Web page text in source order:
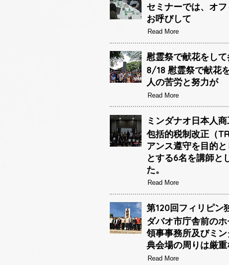
セミナーでは、オ
お呼びして
Read More
慰霊祭で献花をし
8/18 慰霊祭で献花
人の苦労と努力が
Read More
ミンダナオ日本人
包括的税制改正（
アンス遵守を目的
とする6名を講師と
た。
Read More
第120回フィリピン
ダバオ市庁舎前の
領事事務所及びミ
典会場の周りは厳
Read More